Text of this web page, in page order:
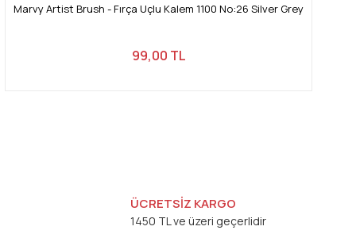
Marvy Artist Brush - Fırça Uçlu Kalem 1100 No:26 Silver Grey
99,00 TL
ÜCRETSİZ KARGO
1450 TL ve üzeri geçerlidir